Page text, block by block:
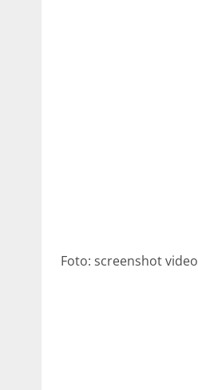
Foto: screenshot video